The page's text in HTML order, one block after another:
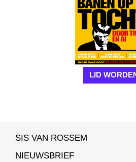
LID
SIS VAN ROSSEM
NIEUWSBRIEF